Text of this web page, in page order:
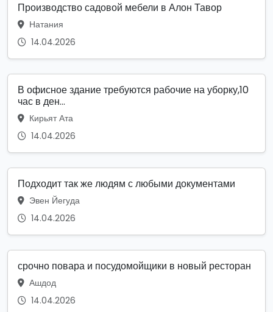
Производство садовой мебели в Алон Тавор
Натания
14.04.2026
В офисное здание требуются рабочие на уборку,10
час в ден...
Кирьят Ата
14.04.2026
Подходит так же людям с любыми документами
Эвен Йегуда
14.04.2026
срочно повара и посудомойщики в новый ресторан
Ашдод
14.04.2026